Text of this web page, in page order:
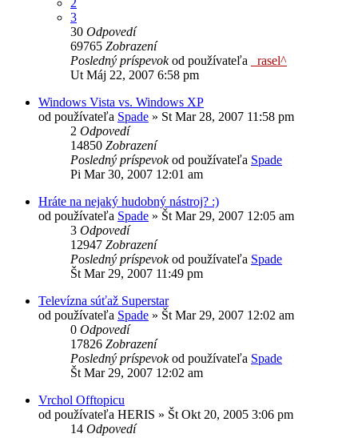
3
30 Odpovedí
69765 Zobrazení
Posledný príspevokod používateľa
_rasel^
Ut Máj 22, 2007 6:58 pm
Windows Vista vs. Windows XP
od používateľa Spade » St Mar 28, 2007 11:58 pm
2 Odpovedí
14850 Zobrazení
Posledný príspevokod používateľa Spade
Pi Mar 30, 2007 12:01 am
Hráte na nejaký hudobný nástroj? :)
od používateľa Spade » Št Mar 29, 2007 12:05 am
3 Odpovedí
12947 Zobrazení
Posledný príspevokod používateľa Spade
Št Mar 29, 2007 11:49 pm
Televízna súťaž Superstar
od používateľa Spade » Št Mar 29, 2007 12:02 am
0 Odpovedí
17826 Zobrazení
Posledný príspevokod používateľa Spade
Št Mar 29, 2007 12:02 am
Vrchol Offtopicu
od používateľa HERIS » Št Okt 20, 2005 3:06 pm
14 Odpovedí